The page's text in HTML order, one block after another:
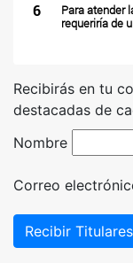
6
Para atender
requeriría de
Recibirás en tu
destacadas de
Nombre
Correo
Recibir Titulares